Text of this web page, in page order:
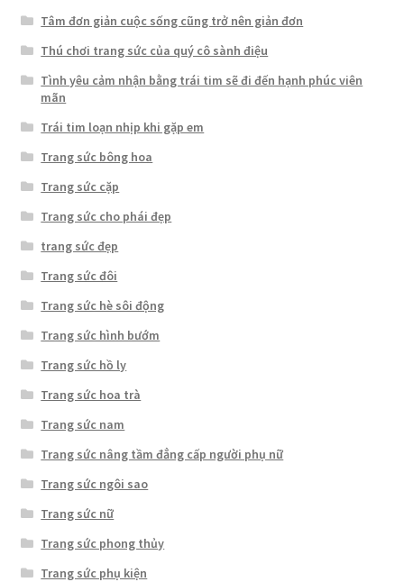
Tâm đơn giản cuộc sống cũng trở nên giản đơn
Thú chơi trang sức của quý cô sành điệu
Tình yêu cảm nhận bằng trái tim sẽ đi đến hạnh phúc viên
mãn
Trái tim loạn nhịp khi gặp em
Trang sức bông hoa
Trang sức cặp
Trang sức cho phái đẹp
trang sức đẹp
Trang sức đôi
Trang sức hè sôi động
Trang sức hình bướm
Trang sức hồ ly
Trang sức hoa trà
Trang sức nam
Trang sức nâng tầm đẳng cấp người phụ nữ
Trang sức ngôi sao
Trang sức nữ
Trang sức phong thủy
Trang sức phụ kiện